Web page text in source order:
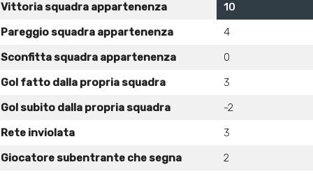
Vittoria squadra appartenenza
10
Pareggio squadra appartenenza
4
Sconfitta squadra appartenenza
0
Gol fatto dalla propria squadra
3
Gol subito dalla propria squadra
-2
Rete inviolata
3
Giocatore subentrante che segna
2